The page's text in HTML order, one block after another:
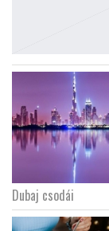
Dubaj csodái